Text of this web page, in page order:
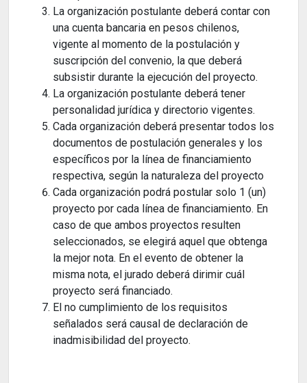
La organización postulante deberá contar con
una cuenta bancaria en pesos chilenos,
vigente al momento de la postulación y
suscripción del convenio, la que deberá
subsistir durante la ejecución del proyecto.
La organización postulante deberá tener
personalidad jurídica y directorio vigentes.
Cada organización deberá presentar todos los
documentos de postulación generales y los
específicos por la línea de financiamiento
respectiva, según la naturaleza del proyecto
Cada organización podrá postular solo 1 (un)
proyecto por cada línea de financiamiento. En
caso de que ambos proyectos resulten
seleccionados, se elegirá aquel que obtenga
la mejor nota. En el evento de obtener la
misma nota, el jurado deberá dirimir cuál
proyecto será financiado.
El no cumplimiento de los requisitos
señalados será causal de declaración de
inadmisibilidad del proyecto.